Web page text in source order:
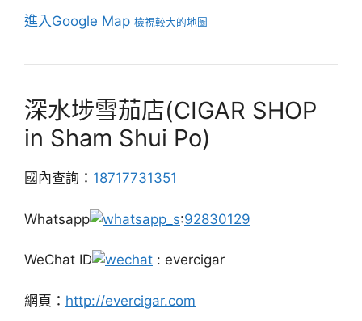
進入Google Map 檢視較大的地圖
深水埗雪茄店(CIGAR SHOP
in Sham Shui Po)
國內查詢： 18717731351
Whatsapp :92830129
WeChat ID : evercigar
網頁： http://evercigar.com